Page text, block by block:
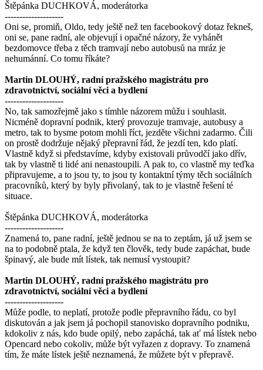
Štěpánka DUCHKOVÁ, moderátorka
--------------------
Oni se, promiň, Oldo, tedy ještě než ten facebookový dotaz řekneš,
oni se, pane radní, ale objevují i opačné názory, že vyhánět
bezdomovce třeba z těch tramvají nebo autobusů na mráz je
nehumánní. Co tomu říkáte?
Martin DLOUHÝ, radní pražského magistrátu pro
zdravotnictví, sociální věci a bydlení
--------------------
No, tak samozřejmě jako s tímhle názorem můžu i souhlasit.
Nicméně dopravní podnik, který provozuje tramvaje, autobusy a
metro, tak to bysme potom mohli říct, jezděte všichni zadarmo. Čili
on prostě dodržuje nějaký přepravní řád, že jezdí ten, kdo platí.
Vlastně když si představíme, kdyby existovali průvodčí jako dřív,
tak by vlastně ti lidé ani nenastoupili. A pak to, co vlastně my teďka
připravujeme, a to jsou ty, to jsou ty kontaktní týmy těch sociálních
pracovníků, který by byly přivolaný, tak to je vlastně řešení té
situace.
Štěpánka DUCHKOVÁ, moderátorka
--------------------
Znamená to, pane radní, ještě jednou se na to zeptám, já už jsem se
na to podobně ptala, že když ten člověk, tedy bude zapáchat, bude
špinavý, ale bude mít lístek, tak nemusí vystoupit?
Martin DLOUHÝ, radní pražského magistrátu pro
zdravotnictví, sociální věci a bydlení
--------------------
Může podle, to neplatí, protože podle přepravního řádu, co byl
diskutován a jak jsem já pochopil stanovisko dopravního podniku,
kdokoliv z nás, kdo bude opilý, nebo zapáchá, tak ať má lístek nebo
Opencard nebo cokoliv, může být vyřazen z dopravy. To znamená
tím, že máte lístek ještě neznamená, že můžete být v přepravě.